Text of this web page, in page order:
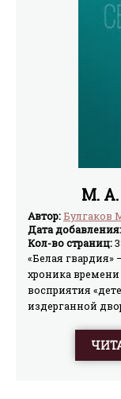
М. А.
Автор:Булгаков
Дата добавления:
Кол-во страниц:
«Белая гвардия»
хроника
восприятия
издерганной
Булгакова
русской